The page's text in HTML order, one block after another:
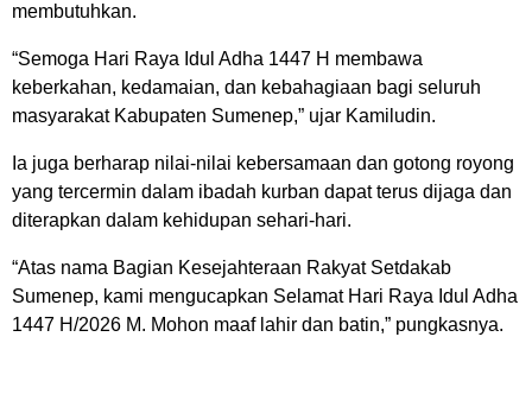
membutuhkan.
“Semoga Hari Raya Idul Adha 1447 H membawa
keberkahan, kedamaian, dan kebahagiaan bagi seluruh
masyarakat Kabupaten Sumenep,” ujar Kamiludin.
Ia juga berharap nilai-nilai kebersamaan dan gotong royong
yang tercermin dalam ibadah kurban dapat terus dijaga dan
diterapkan dalam kehidupan sehari-hari.
“Atas nama Bagian Kesejahteraan Rakyat Setdakab
Sumenep, kami mengucapkan Selamat Hari Raya Idul Adha
1447 H/2026 M. Mohon maaf lahir dan batin,” pungkasnya.